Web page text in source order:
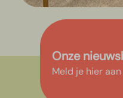
Onze
Meld je hier